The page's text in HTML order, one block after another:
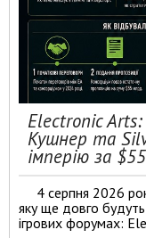
Electronic Arts:
Кушнер та
імперію за
4 серпня 2026
яку ще довго
ігрових форумах: